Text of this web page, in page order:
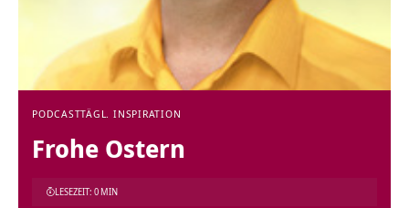
PODCASTTÄGL. INSPIRATION
Frohe Ostern
LESEZEIT: 0 MIN